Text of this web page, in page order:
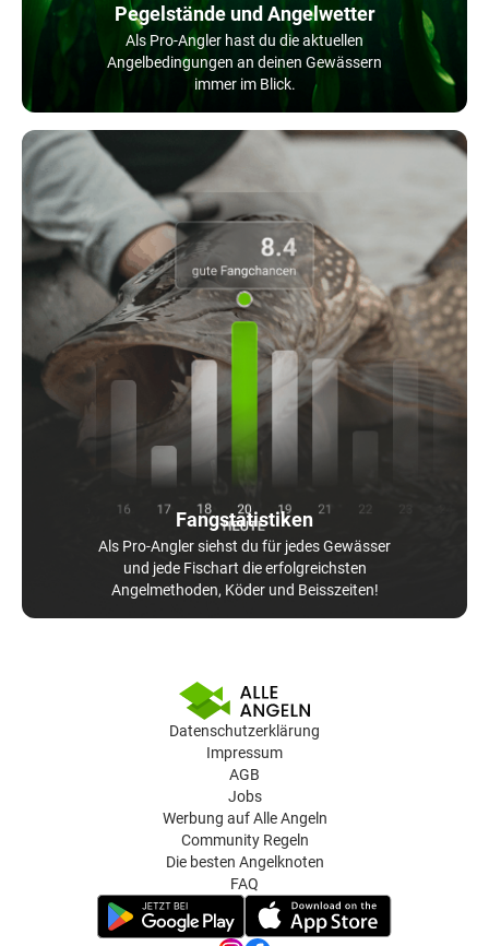
Pegelstände und Angelwetter
Als Pro-Angler hast du die aktuellen
Angelbedingungen an deinen Gewässern
immer im Blick.
Fangstatistiken
Als Pro-Angler siehst du für jedes Gewässer
und jede Fischart die erfolgreichsten
Angelmethoden, Köder und Beisszeiten!
Datenschutzerklärung
Impressum
AGB
Jobs
Werbung auf Alle Angeln
Community Regeln
Die besten Angelknoten
FAQ